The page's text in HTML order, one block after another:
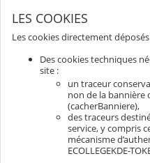
LES COOKIES
Les cookies directement
Des cookies techniques
site :
un traceur
non de la bannière
(cacherBanniere),
des traceurs
service, y compris
mécanisme
ECOLLEGEKDE-